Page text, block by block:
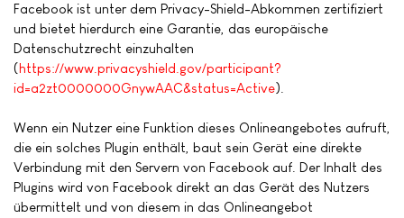
Facebook ist unter dem Privacy-Shield-Abkommen zertifiziert
und bietet hierdurch eine Garantie, das europäische
Datenschutzrecht einzuhalten
(https://www.privacyshield.gov/participant?
id=a2zt0000000GnywAAC&status=Active).
Wenn ein Nutzer eine Funktion dieses Onlineangebotes aufruft,
die ein solches Plugin enthält, baut sein Gerät eine direkte
Verbindung mit den Servern von Facebook auf. Der Inhalt des
Plugins wird von Facebook direkt an das Gerät des Nutzers
übermittelt und von diesem in das Onlineangebot